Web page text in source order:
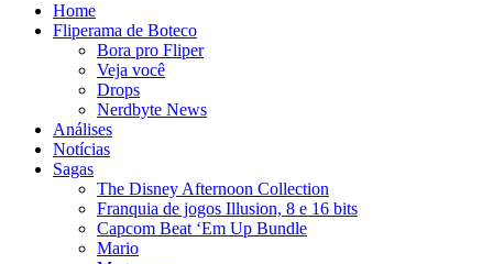
Home
Fliperama de Boteco
Bora pro Fliper
Veja você
Drops
Nerdbyte News
Análises
Notícias
Sagas
The Disney Afternoon Collection
Franquia de jogos Illusion, 8 e 16 bits
Capcom Beat ‘Em Up Bundle
Mario